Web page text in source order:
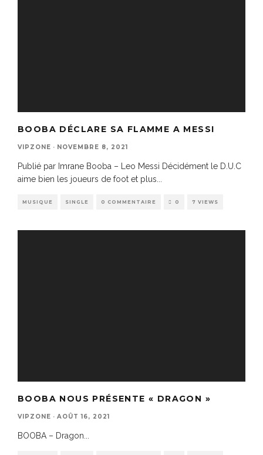
BOOBA DÉCLARE SA FLAMME A MESSI
VIPZONE · NOVEMBRE 8, 2021
Publié par Imrane Booba – Leo Messi Décidément le D.U.C
aime bien les joueurs de foot et plus
MUSIQUE SINGLE 0 COMMENTAIRE 0 7 VIEWS
BOOBA NOUS PRÉSENTE « DRAGON »
VIPZONE · AOÛT 16, 2021
BOOBA – Dragon...